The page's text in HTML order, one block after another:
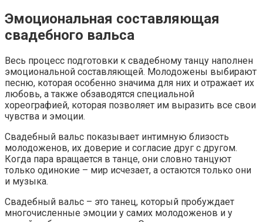
Эмоциональная составляющая
свадебного вальса
Весь процесс подготовки к свадебному танцу наполнен
эмоциональной составляющей. Молодожены выбирают
песню, которая особенно значима для них и отражает их
любовь, а также обзаводятся специальной
хореографией, которая позволяет им выразить все свои
чувства и эмоции.
Свадебный вальс показывает интимную близость
молодоженов, их доверие и согласие друг с другом.
Когда пара вращается в танце, они словно танцуют
только одинокие – мир исчезает, а остаются только они
и музыка.
Свадебный вальс – это танец, который пробуждает
многочисленные эмоции у самих молодоженов и у